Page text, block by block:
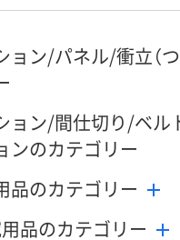
ョン/パネル/衝立（
ョン/間仕切り/ベル
ンのカテゴリー
品のカテゴリー
用品のカテゴリー